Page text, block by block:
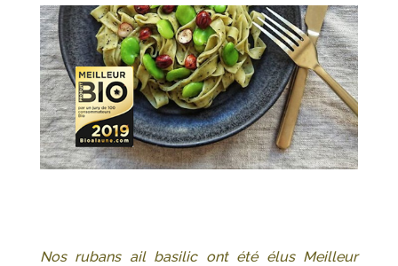
Nos rubans ail basilic ont été élus Meilleur